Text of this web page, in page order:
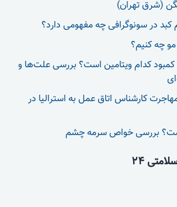
(شرق تهران)
کبد در سونوگرافی چه مفهومی دارد؟
چه کنیم؟
کمبود کدام ویتامین است؟ بررسی علت‌ها و
کارشناس اتاق عمل به استرالیا در
بررسی خواص سرمه چشم
24